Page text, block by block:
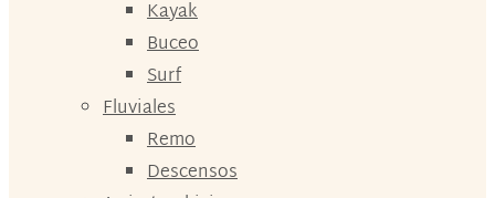
Kayak
Buceo
Surf
Fluviales
Remo
Descensos